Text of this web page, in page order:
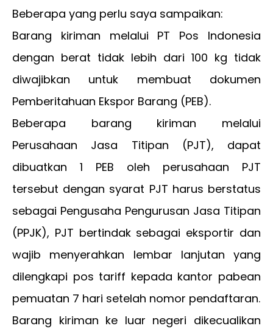
Beberapa yang perlu saya sampaikan:
Barang kiriman melalui PT Pos Indonesia
dengan berat tidak lebih dari 100 kg tidak
diwajibkan untuk membuat dokumen
Pemberitahuan Ekspor Barang (PEB).
Beberapa barang kiriman melalui
Perusahaan Jasa Titipan (PJT), dapat
dibuatkan 1 PEB oleh perusahaan PJT
tersebut dengan syarat PJT harus berstatus
sebagai Pengusaha Pengurusan Jasa Titipan
(PPJK), PJT bertindak sebagai eksportir dan
wajib menyerahkan lembar lanjutan yang
dilengkapi pos tariff kepada kantor pabean
pemuatan 7 hari setelah nomor pendaftaran.
Barang kiriman ke luar negeri dikecualikan